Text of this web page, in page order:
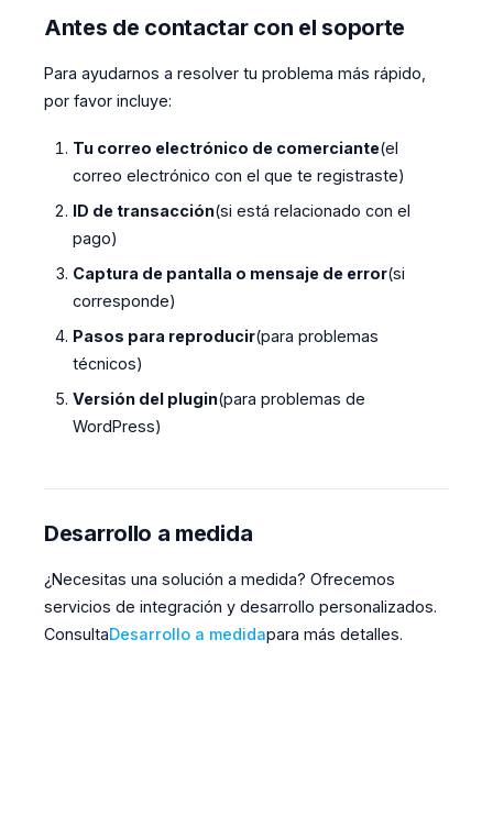
Antes de contactar con el soporte
Para ayudarnos a resolver tu problema más rápido,
por favor incluye:
Tu correo electrónico de comerciante(el
correo electrónico con el que te registraste)
ID de transacción(si está relacionado con el
pago)
Captura de pantalla o mensaje de error(si
corresponde)
Pasos para reproducir(para problemas
técnicos)
Versión del plugin(para problemas de
WordPress)
Desarrollo a medida
¿Necesitas una solución a medida? Ofrecemos
servicios de integración y desarrollo personalizados.
ConsultaDesarrollo a medidapara más detalles.